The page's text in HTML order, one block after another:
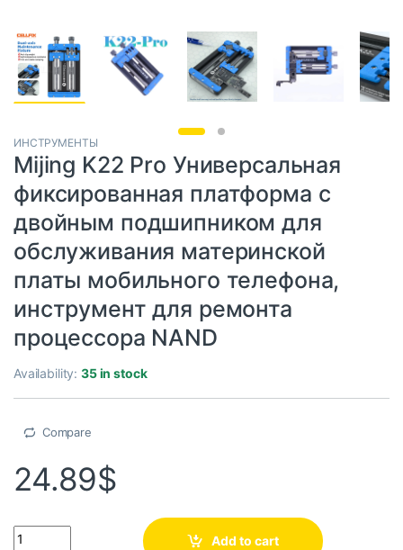
ИНСТРУМЕНТЫ
Mijing K22 Pro Универсальная
фиксированная платформа с
двойным подшипником для
обслуживания материнской
платы мобильного телефона,
инструмент для ремонта
процессора NAND
Availability:35 in stock
Compare
24.89$
Add to cart